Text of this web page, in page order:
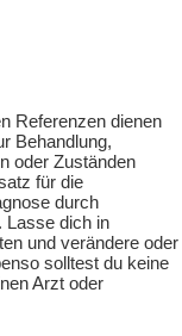
Referenzen dienen
Behandlung,
oder Zuständen
für die
durch
Lasse dich in
und verändere oder
solltest du keine
Arzt oder